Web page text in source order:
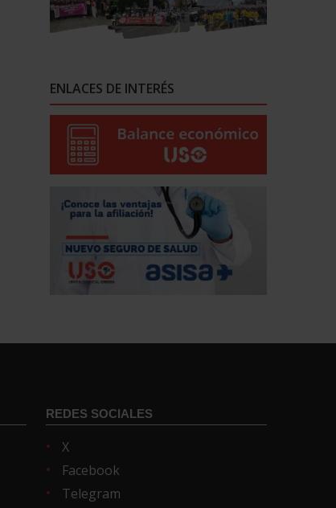
ENLACES DE INTERÉS
REDES SOCIALES
X
Facebook
Telegram